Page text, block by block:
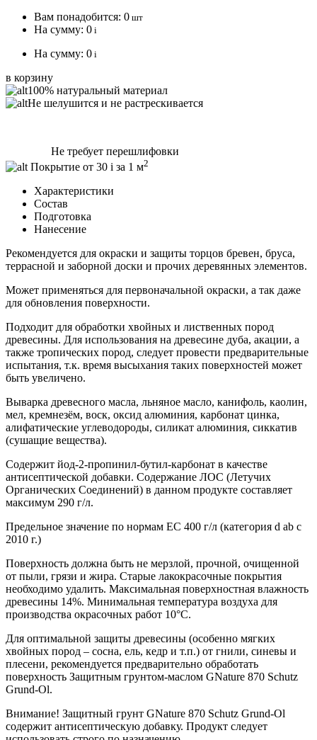
Вам понадобится: 0 шт
На сумму: 0 i
На сумму: 0 i
в корзину
100% натуральный материал
Не шелушится и не растрескивается
Не требует перешлифовки
Покрытие от 30 i за 1 м2
Характеристики
Состав
Подготовка
Нанесение
Рекомендуется для окраски и защиты торцов бревен, бруса,
террасной и заборной доски и прочих деревянных элементов.
Может применяться для первоначальной окраски, а так даже
для обновления поверхности.
Подходит для обработки хвойных и лиственных пород
древесины. Для использования на древесине дуба, акации, а
также тропических пород, следует провести предварительные
испытания, т.к. время высыхания таких поверхностей может
быть увеличено.
Выварка древесного масла, льняное масло, канифоль, каолин,
мел, кремнезём, воск, оксид алюминия, карбонат цинка,
алифатические углеводороды, силикат алюминия, сиккатив
(сушащие вещества).
Содержит йод-2-пропинил-бутил-карбонат в качестве
антисептической добавки. Содержание ЛОС (Летучих
Органических Соединений) в данном продукте составляет
максимум 290 г/л.
Предельное значение по нормам ЕС 400 г/л (категория d ab с
2010 г.)
Поверхность должна быть не мерзлой, прочной, очищенной
от пыли, грязи и жира. Старые лакокрасочные покрытия
необходимо удалить. Максимальная поверхностная влажность
древесины 14%. Минимальная температура воздуха для
производства окрасочных работ 10°С.
Для оптимальной защиты древесины (особенно мягких
хвойных пород – сосна, ель, кедр и т.п.) от гнили, синевы и
плесени, рекомендуется предварительно обработать
поверхность Защитным грунтом-маслом GNature 870 Schutz
Grund-Ol.
Внимание! Защитный грунт GNature 870 Schutz Grund-Ol
содержит антисептическую добавку. Продукт следует